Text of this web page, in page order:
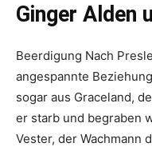
Ginger Alden
Beerdigung Nach
angespannte
sogar aus Graceland,
er starb und begraben
Vester, der Wachmann